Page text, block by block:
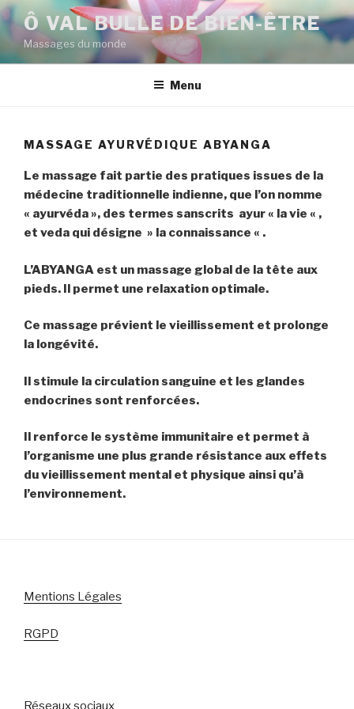
Aller
contenu
principal
Ô VAL BULLE DE BIEN-ÊTRE
Massages du monde
Menu
MASSAGE AYURVÉDIQUE ABYANGA
Le massage fait partie des pratiques issues de la
médecine traditionnelle indienne, que l’on nomme
« ayurvéda », des termes sanscrits ayur « la vie « ,
et veda qui désigne » la connaissance « .
L’ABYANGA est un massage global de la tête aux
pieds. Il permet une relaxation optimale.
Ce massage prévient le vieillissement et prolonge
la longévité.
Il stimule la circulation sanguine et les glandes
endocrines sont renforcées.
Il renforce le système immunitaire et permet à
l’organisme une plus grande résistance aux effets
du vieillissement mental et physique ainsi qu’à
l’environnement.
Mentions Légales
RGPD
Réseaux sociaux